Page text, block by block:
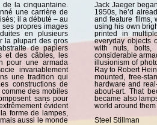
de la cinquantaine.
une carrière de
il a débuté – au
propres images
en plusieurs
la plupart des gros
de papiers
et des câbles, les
pour une armada
invariablement
une tradition qui
constructions de
des mobiles
sans pour
évident
forme de lampes,
aussi le monde
Jack Jaeger
1950s, he’d
and feature films,
using his own
printed in
everyday objects
with nuts, bolts,
considerable
illusionism of
Ray to Robert
mounted, free-
hardware and
about-art. That
became also
world around
Steel Stillman